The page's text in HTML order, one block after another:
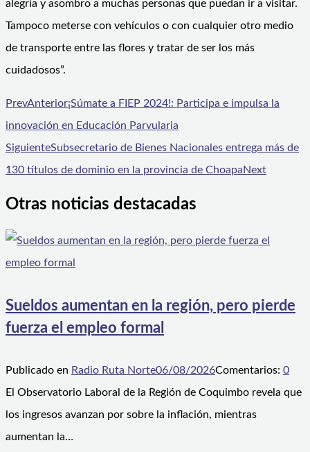
alegría y asombro a muchas personas que puedan ir a visitar.
Tampoco meterse con vehículos o con cualquier otro medio
de transporte entre las flores y tratar de ser los más
cuidadosos”.
PrevAnterior¡Súmate a FIEP 2024!: Participa e impulsa la
innovación en Educación Parvularia
SiguienteSubsecretario de Bienes Nacionales entrega más de
130 títulos de dominio en la provincia de ChoapaNext
Otras noticias destacadas
Sueldos aumentan en la región, pero pierde
fuerza el empleo formal
Publicado en Radio Ruta Norte06/08/2026Comentarios: 0
El Observatorio Laboral de la Región de Coquimbo revela que
los ingresos avanzan por sobre la inflación, mientras
aumentan la…